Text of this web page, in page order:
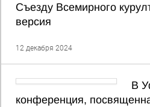
Съезду Всемирного
версия
12 декабря 2024
В
конференция,